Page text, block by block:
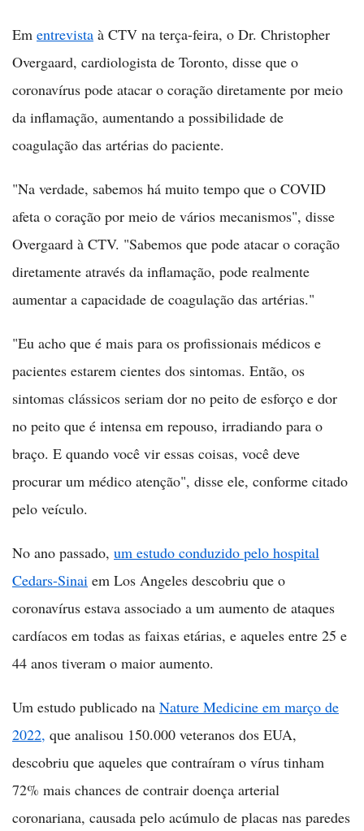
Em entrevista à CTV na terça-feira, o Dr. Christopher
Overgaard, cardiologista de Toronto, disse que o
coronavírus pode atacar o coração diretamente por meio
da inflamação, aumentando a possibilidade de
coagulação das artérias do paciente.
"Na verdade, sabemos há muito tempo que o COVID
afeta o coração por meio de vários mecanismos", disse
Overgaard à CTV. "Sabemos que pode atacar o coração
diretamente através da inflamação, pode realmente
aumentar a capacidade de coagulação das artérias."
"Eu acho que é mais para os profissionais médicos e
pacientes estarem cientes dos sintomas. Então, os
sintomas clássicos seriam dor no peito de esforço e dor
no peito que é intensa em repouso, irradiando para o
braço. E quando você vir essas coisas, você deve
procurar um médico atenção", disse ele, conforme citado
pelo veículo.
No ano passado, um estudo conduzido pelo hospital
Cedars-Sinai em Los Angeles descobriu que o
coronavírus estava associado a um aumento de ataques
cardíacos em todas as faixas etárias, e aqueles entre 25 e
44 anos tiveram o maior aumento.
Um estudo publicado na Nature Medicine em março de
2022, que analisou 150.000 veteranos dos EUA,
descobriu que aqueles que contraíram o vírus tinham
72% mais chances de contrair doença arterial
coronariana, causada pelo acúmulo de placas nas paredes